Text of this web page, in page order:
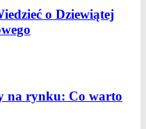
o Dziewiątej
na rynku: Co warto